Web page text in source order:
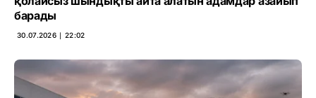
барады
30.07.2026 ∣ 22:02